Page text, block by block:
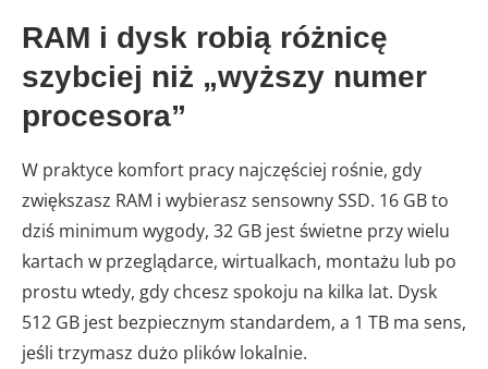
RAM i dysk robią różnicę
szybciej niż „wyższy numer
procesora”
W praktyce komfort pracy najczęściej rośnie, gdy
zwiększasz RAM i wybierasz sensowny SSD. 16 GB to
dziś minimum wygody, 32 GB jest świetne przy wielu
kartach w przeglądarce, wirtualkach, montażu lub po
prostu wtedy, gdy chcesz spokoju na kilka lat. Dysk
512 GB jest bezpiecznym standardem, a 1 TB ma sens,
jeśli trzymasz dużo plików lokalnie.